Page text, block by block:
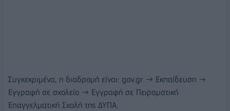
Συγκεκριμένα, η διαδρομή είναι: gov.gr → Εκπαίδευση →
Εγγραφή σε σχολείο → Εγγραφή σε Πειραματική
Επαγγελματική Σχολή της ΔΥΠΑ.